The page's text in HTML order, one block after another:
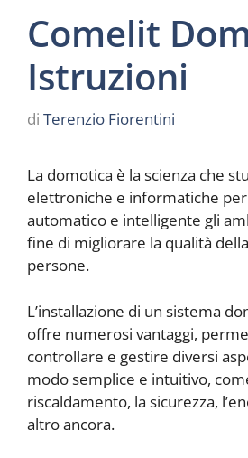
Comelit
Istruzioni
di Terenzio Fiorentini
La domotica è la scienza che
elettroniche e informatiche
automatico e intelligente gli
fine di migliorare la qualità
persone.
L’installazione di un sistema
offre numerosi vantaggi,
controllare e gestire diversi
modo semplice e intuitivo,
riscaldamento, la sicurezza,
altro ancora.